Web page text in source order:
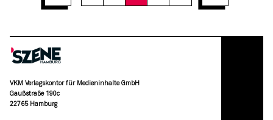
VKM Verlagskontor für Medieninhalte GmbH
Gaußstraße 190c
22765 Hamburg